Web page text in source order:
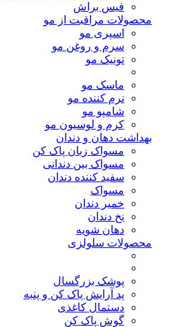
فیس براش
محصولات مراقبت از مو
اسپری مو
سرم و روغن مو
تونیک مو
ماسک مو
نرم کننده مو
شامپو مو
کرم و لوسیون مو
بهداشت دهان و دندان
مسواک زبان پاک کن
مسواک بین دندانی
سفید کننده دندان
مسواک
خمیر دندان
نخ دندان
دهان شویه
محصولات سلولزی
پوشک بزرگسال
پد آرایش پاک کن و پنبه
دستمال کاغذی
گوش پاک کن